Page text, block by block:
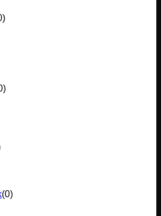
)
)
(0)